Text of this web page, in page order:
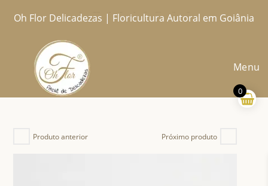
paraOh Flor Delicadezas | Floricultura Autoral em Goiânia
Menu
Produto anterior Próximo produto
0